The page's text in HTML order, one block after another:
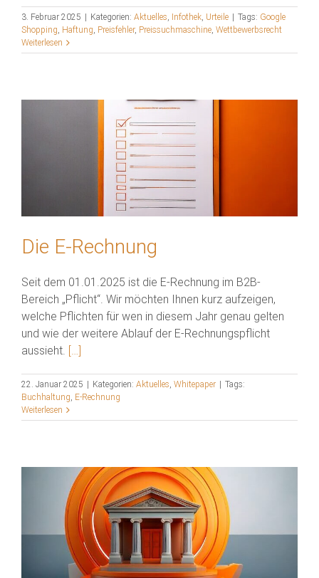
3. Februar 2025 | Kategorien: Aktuelles, Infothek, Urteile | Tags: Google
Shopping, Haftung, Preisfehler, Preissuchmaschine, Wettbewerbsrecht
Weiterlesen
Die E-Rechnung
Seit dem 01.01.2025 ist die E-Rechnung im B2B-
Bereich „Pflicht“. Wir möchten Ihnen kurz aufzeigen,
welche Pflichten für wen in diesem Jahr genau gelten
und wie der weitere Ablauf der E-Rechnungspflicht
aussieht. […]
22. Januar 2025 Kategorien: Aktuelles, Whitepaper
Tags:
Buchhaltung, E-Rechnung
Weiterlesen